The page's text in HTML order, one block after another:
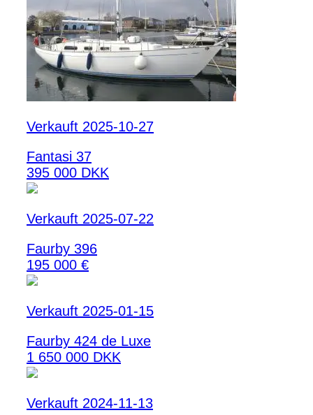
Verkauft 2025-10-27
Fantasi 37
395 000 DKK
Verkauft 2025-07-22
Faurby 396
195 000 €
Verkauft 2025-01-15
Faurby 424 de Luxe
1 650 000 DKK
Verkauft 2024-11-13